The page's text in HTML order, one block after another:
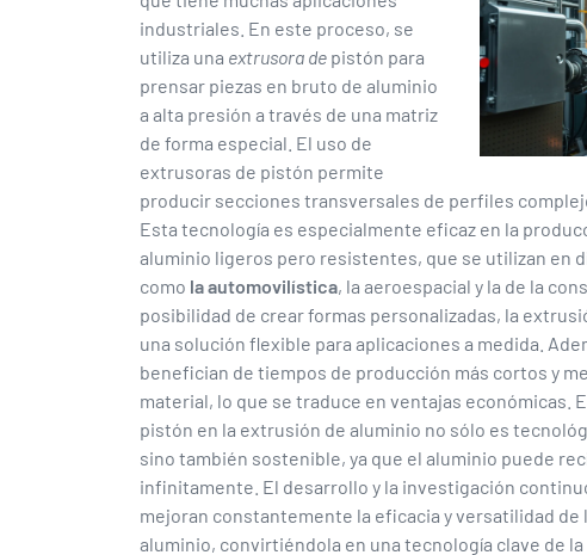
industriales. En este proceso, se
utiliza una extrusora de pistón para
prensar piezas en bruto de aluminio
a alta presión a través de una matriz
de forma especial. El uso de
extrusoras de pistón permite
producir secciones transversales de perfiles
Esta tecnología es especialmente eficaz en la
aluminio ligeros pero resistentes, que se utilizan en
como la automovilística, la aeroespacial y la de la
posibilidad de crear formas personalizadas, la
una solución flexible para aplicaciones a medida.
benefician de tiempos de producción más cortos y
material, lo que se traduce en ventajas económicas.
pistón en la extrusión de aluminio no sólo es
sino también sostenible, ya que el aluminio puede
infinitamente. El desarrollo y la investigación
mejoran constantemente la eficacia y versatilidad de
aluminio, convirtiéndola en una tecnología clave de